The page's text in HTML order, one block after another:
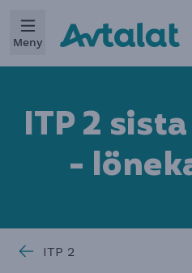
Meny
ITP 2
-
ITP 2